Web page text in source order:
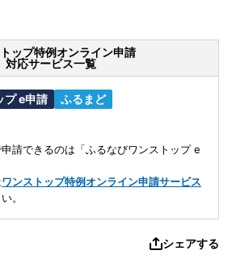
ップ特例オンライン申請
対応サービス一覧
プ e申請
ふるまど
請できるのは「ふるなびワンストップ e
ワンストップ特例オンライン申請サービス
。
シェアする